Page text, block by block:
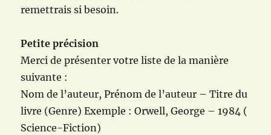
remettrais si besoin.
Petite précision
Merci de présenter votre liste de la manière
suivante :
Nom de l’auteur, Prénom de l’auteur – Titre du
livre (Genre) Exemple : Orwell, George – 1984 (
Science-Fiction)